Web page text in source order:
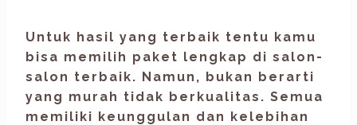
Untuk hasil yang terbaik tentu kamu
bisa memilih paket lengkap di salon-
salon terbaik. Namun, bukan berarti
yang murah tidak berkualitas. Semua
memiliki keunggulan dan kelebihan